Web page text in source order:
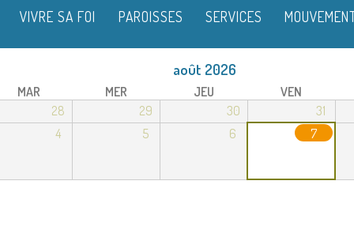
VIVRE SA FOI PAROISSES SERVICES
août 2026
MAR MER JEU VEN
28 29 30 31
4 5 6 7